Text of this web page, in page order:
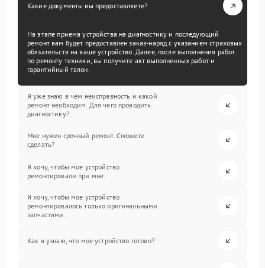
Какие документы вы предоставляете?
На этапе приема устройства на диагностику и последующий
ремонт вам будет предоставлен заказ-наряд с указанием страховых
обязательств на ваше устройство. Далее, после выполнения работ
по ремонту техники, вы получите акт выполненных работ и
гарантийный талон.
Я уже знаю в чем неисправность и какой
ремонт необходим. Для чего проводить
диагностику?
Мне нужен срочный ремонт. Сможете
сделать?
Я хочу, чтобы мое устройство
ремонтировали при мне.
Я хочу, чтобы мое устройство
ремонтировалось только оригинальными
запчастями.
Как я узнаю, что мое устройство готово?